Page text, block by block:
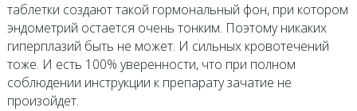
таблетки создают такой гормональный фон, при котором
эндометрий остается очень тонким. Поэтому никаких
гиперплазий быть не может. И сильных кровотечений
тоже. И есть 100% уверенности, что при полном
соблюдении инструкции к препарату зачатие не
произойдет.